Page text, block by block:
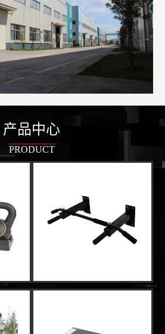
产品中心
PRODUCT